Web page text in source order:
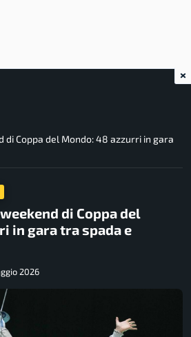
di Coppa del Mondo: 48 azzurri in gara
di Coppa del
in gara tra spada e
2026
×